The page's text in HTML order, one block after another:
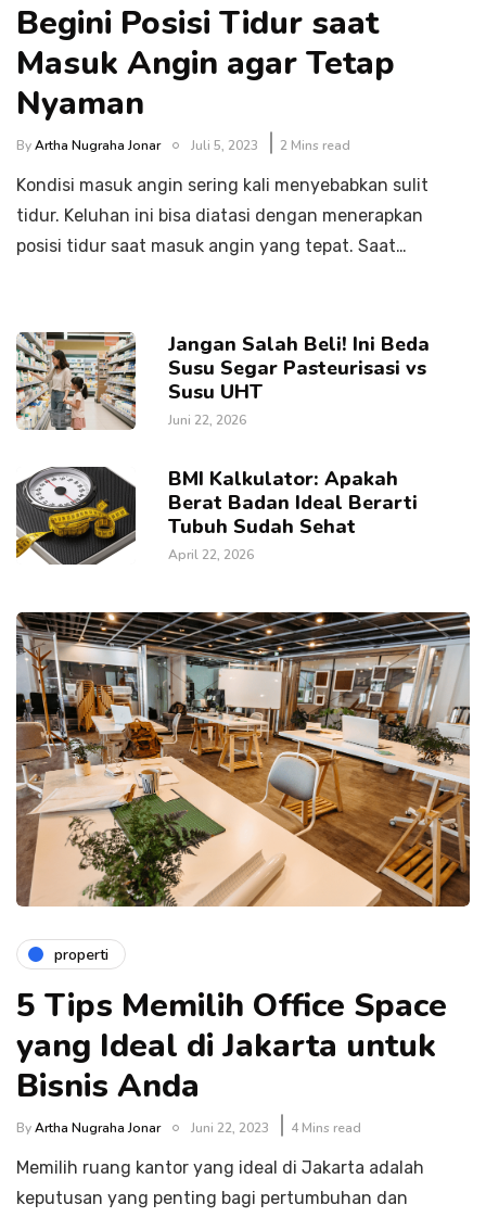
Begini Posisi Tidur saat
Masuk Angin agar Tetap
Nyaman
ByArtha Nugraha Jonar Juli 5, 2023 2 Mins read
Kondisi masuk angin sering kali menyebabkan sulit
tidur. Keluhan ini bisa diatasi dengan menerapkan
posisi tidur saat masuk angin yang tepat. Saat…
Jangan Salah Beli! Ini Beda
Susu Segar Pasteurisasi vs
Susu UHT
Juni 22, 2026
BMI Kalkulator: Apakah
Berat Badan Ideal Berarti
Tubuh Sudah Sehat
April 22, 2026
properti
5 Tips Memilih Office Space
yang Ideal di Jakarta untuk
Bisnis Anda
ByArtha Nugraha Jonar Juni 22, 2023 4 Mins read
Memilih ruang kantor yang ideal di Jakarta adalah
keputusan yang penting bagi pertumbuhan dan